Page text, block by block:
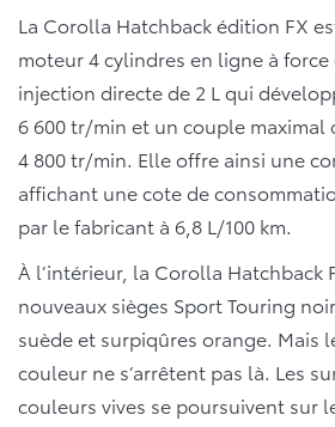
La Corolla Hatchback édition FX
moteur 4 cylindres en ligne à
injection directe de 2 L qui
6 600 tr/min et un couple maximal
4 800 tr/min. Elle offre ainsi une
affichant une cote de
par le fabricant à 6,8 L/100 km.
À l’intérieur, la Corolla Hatchback
nouveaux sièges Sport Touring
suède et surpiqûres orange. Mais
couleur ne s’arrêtent pas là. Les
couleurs vives se poursuivent sur